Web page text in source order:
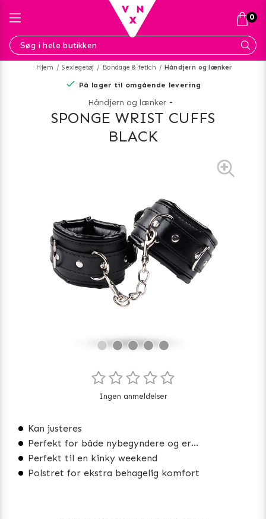
Hjem Sexlegetøj Bondage & fetich Håndjern og lænker
På lager til omgående levering
Håndjern og lænker -
SPONGE WRIST CUFFS
BLACK
Kan justeres
Perfekt for både nybegyndere og erfarne brugere
Perfekt til en kinky weekend
Polstret for ekstra behagelig komfort
Ingen anmeldelser
0